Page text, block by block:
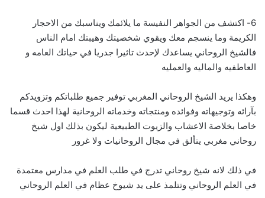
6- اكتشف من الجواهر النفيسة ما يلائمك ويناسبك من الاحجار
الكريمة وما ينسجم معك ويقوي شخصيتك وهيبتك امام الناس
فالشيخ الروحاني يساعدك لإحدث تاثيرا جدريا في حياتك العامه و
العاطفيه والماليه والعمليه
وهكذا يريد الشيخ الروحاني المغربي توفير جميع طلباتكم وتزويدكم
بآرائه وتوجيهاته وفوائده ومنتجاته وخدماته الروحانية لهذا احدث قسما
خاصا بخلاصة الاعشاب والزيوت الطبيعية ليكون بذلك اول شيخ
روحاني مغربي يتألق في مجال الروحانيات ولا غرور
في ذلك لانه شيخ روحاني تدرج في طلب العلم في مدارس معتمدة
في العلم الروحاني وتتلمذ على يد شيوخ عظام في العلم الروحاني